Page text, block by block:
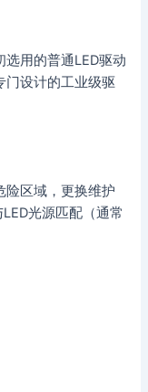
用的普通LED驱动
门设计的工业级驱
险区域，更换维护
光源匹配（通常